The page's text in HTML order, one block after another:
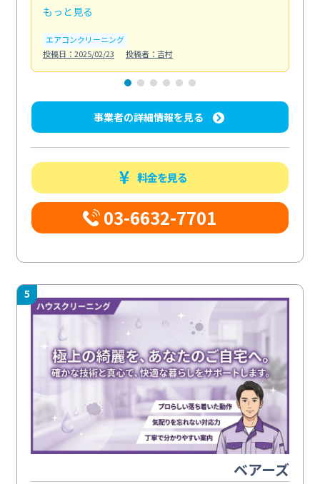
もっと見る
エアコンクリーニング
投稿日：2025/02/23
投稿者：吉村
事業者の詳細情報を見る
料金を見る
03-6632-7701
5
ベアーズ